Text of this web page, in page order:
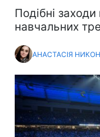
Подібні
навчальних
АНАСТАСІЯ